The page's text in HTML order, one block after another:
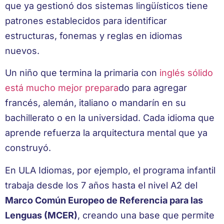
que ya gestionó dos sistemas lingüísticos tiene
patrones establecidos para identificar
estructuras, fonemas y reglas en idiomas
nuevos.
Un niño que termina la primaria con inglés sólido
está mucho mejor preparado para agregar
francés, alemán, italiano o mandarín en su
bachillerato o en la universidad. Cada idioma que
aprende refuerza la arquitectura mental que ya
construyó.
En ULA Idiomas, por ejemplo, el programa infantil
trabaja desde los 7 años hasta el nivel A2 del
Marco Común Europeo de Referencia para las
Lenguas (MCER), creando una base que permite